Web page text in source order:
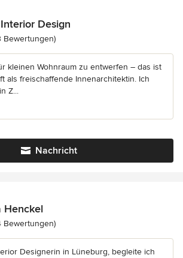
Design
5 von 5 Sternen
Bewertungen)
kleinen Wohnraum zu entwerfen – das ist
als freischaffende Innenarchitektin. Ich
Z...
Nachricht
Henckel
5 von 5 Sternen
Bewertungen)
Designerin in Lüneburg, begleite ich